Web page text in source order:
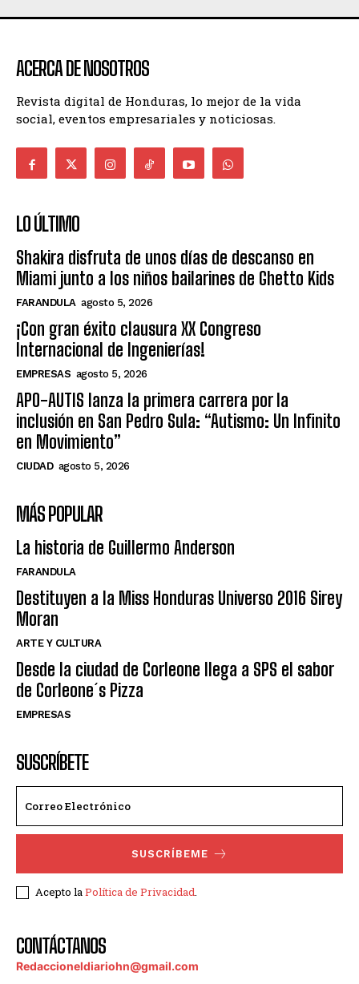
ACERCA DE NOSOTROS
Revista digital de Honduras, lo mejor de la vida
social, eventos empresariales y noticiosas.
LO ÚLTIMO
Shakira disfruta de unos días de descanso en
Miami junto a los niños bailarines de Ghetto Kids
FARANDULA agosto 5, 2026
¡Con gran éxito clausura XX Congreso
Internacional de Ingenierías!
EMPRESAS agosto 5, 2026
APO-AUTIS lanza la primera carrera por la
inclusión en San Pedro Sula: “Autismo: Un Infinito
en Movimiento”
CIUDAD agosto 5, 2026
MÁS POPULAR
La historia de Guillermo Anderson
FARANDULA
Destituyen a la Miss Honduras Universo 2016 Sirey
Moran
ARTE Y CULTURA
Desde la ciudad de Corleone llega a SPS el sabor
de Corleone´s Pizza
EMPRESAS
SUSCRÍBETE
SUSCRÍBEME
Acepto laPolítica de Privacidad.
CONTÁCTANOS
Redaccioneldiariohn@gmail.com